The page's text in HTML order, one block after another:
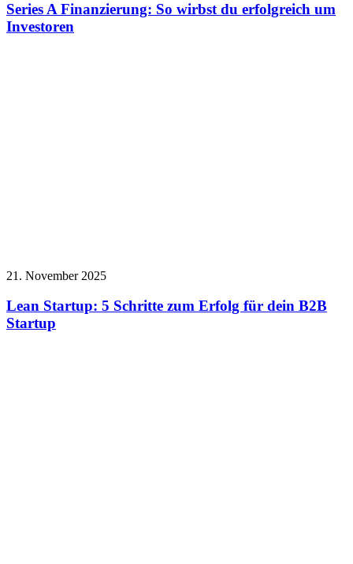
Series A Finanzierung: So wirbst du erfolgreich um
Investoren
21. November 2025
Lean Startup: 5 Schritte zum Erfolg für dein B2B
Startup